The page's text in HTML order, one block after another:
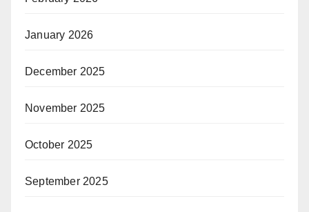
January 2026
December 2025
November 2025
October 2025
September 2025